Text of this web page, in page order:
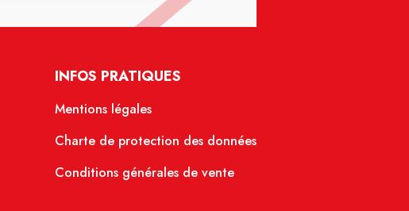
INFOS PRATIQUES
Mentions légales
Charte de protection des données
Conditions générales de vente